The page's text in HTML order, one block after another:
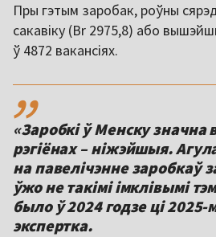
Пры гэтым заробак, роўны
сакавіку (Br 2975,8) або
ў 4872 вакансіях.
,,
«Заробкі ў Менску
рэгіёнах – ніжэйшыя.
на павелічэнне заробкаў
ўжо не такімі імклівымі
было ў 2024 годзе ці
экспертка.